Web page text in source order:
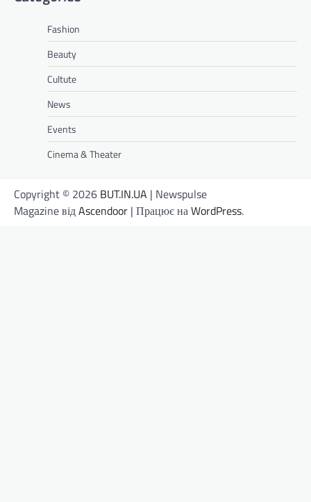
Fashion
Beauty
Cultute
News
Events
Cinema & Theater
Copyright © 2026 BUT.IN.UA | Newspulse
Magazine відAscendoor | Працює наWordPress.